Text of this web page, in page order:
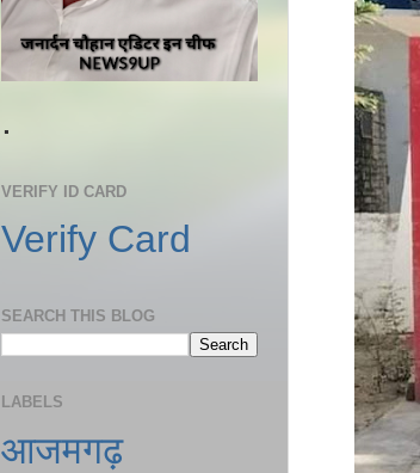
.
VERIFY ID CARD
Verify Card
SEARCH THIS BLOG
LABELS
आजमगढ़